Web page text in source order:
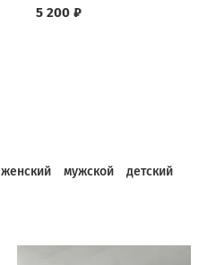
5 200 ₽
женский мужской детский